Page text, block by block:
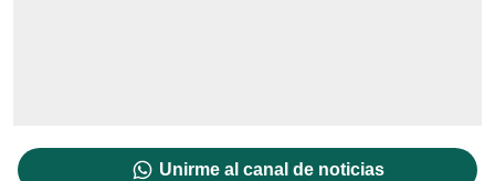
Unirme al canal de noticias